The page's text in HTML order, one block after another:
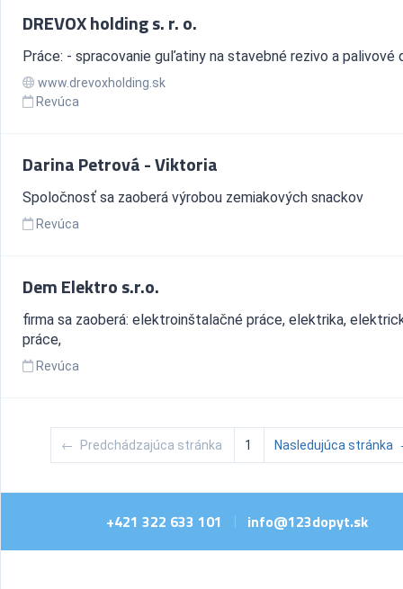
DREVOX holding s. r. o.
Práce: - spracovanie guľatiny na stavebné rezivo a palivové
www.drevoxholding.sk
Revúca
Darina Petrová - Viktoria
Spoločnosť sa zaoberá výrobou zemiakových snackov
Revúca
Dem Elektro s.r.o.
firma sa zaoberá: elektroinštalačné práce, elektrika,
práce,
Revúca
← Predchádzajúca stránka 1 Nasledujúca stránka
+421 322 633 101 | info@123dopyt.sk